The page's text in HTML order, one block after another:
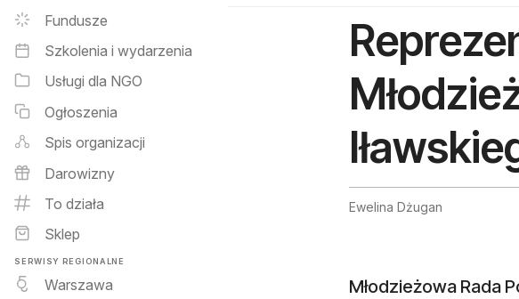
Fundusze
Szkolenia i wydarzenia
Usługi dla NGO
Ogłoszenia
Spis organizacji
Darowizny
To działa
Sklep
SERWISY REGIONALNE
Warszawa
Ewelina Dżugan
Młodzieżowa Rada